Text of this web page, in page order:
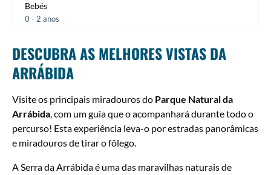
Bebés
0 - 2 anos
DESCUBRA AS MELHORES VISTAS DA
ARRÁBIDA
Visite os principais miradouros do Parque Natural da
Arrábida, com um guia que o acompanhará durante todo o
percurso! Esta experiência leva-o por estradas panorâmicas
e miradouros de tirar o fôlego.
A Serra da Arrábida é uma das maravilhas naturais de